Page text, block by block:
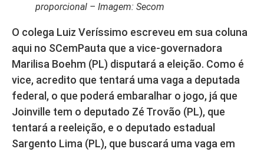
proporcional – Imagem: Secom
O colega Luiz Veríssimo escreveu em sua coluna
aqui no SCemPauta que a vice-governadora
Marilisa Boehm (PL) disputará a eleição. Como é
vice, acredito que tentará uma vaga a deputada
federal, o que poderá embaralhar o jogo, já que
Joinville tem o deputado Zé Trovão (PL), que
tentará a reeleição, e o deputado estadual
Sargento Lima (PL), que buscará uma vaga em